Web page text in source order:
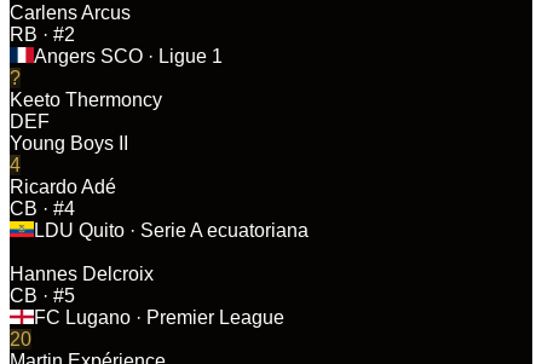
Carlens Arcus
RB · #2
Angers SCO · Ligue 1
?
Keeto Thermoncy
DEF
Young Boys II
4
Ricardo Adé
CB · #4
LDU Quito · Serie A ecuatoriana
Hannes Delcroix
CB · #5
FC Lugano · Premier League
20